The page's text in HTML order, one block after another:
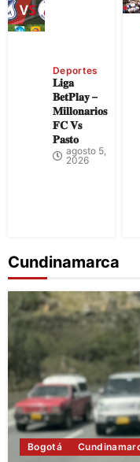
Deportes
𝐋𝐢𝐠𝐚
𝐁𝐞𝐭𝐏𝐥𝐚𝐲 –
𝐌𝐢𝐥𝐥𝐨𝐧𝐚𝐫𝐢𝐨𝐬
𝐅𝐂 𝐕𝐬
𝐏𝐚𝐬𝐭𝐨
agosto 5,
2026
Cundinamarca
Bogotá